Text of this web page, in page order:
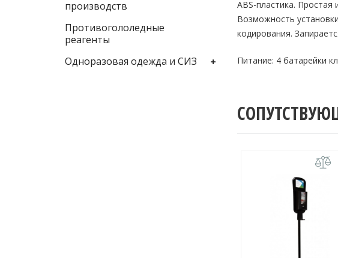
ABS-пластика. Простая
Возможность
кодирования.
Питание: 4 батарейки
производств
Противогололедные
реагенты
Одноразовая одежда и СИЗ